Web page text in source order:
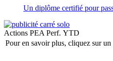
Un diplôme certifié pour
Actions PEA Perf. YTD
Pour en savoir plus, cliquez sur un